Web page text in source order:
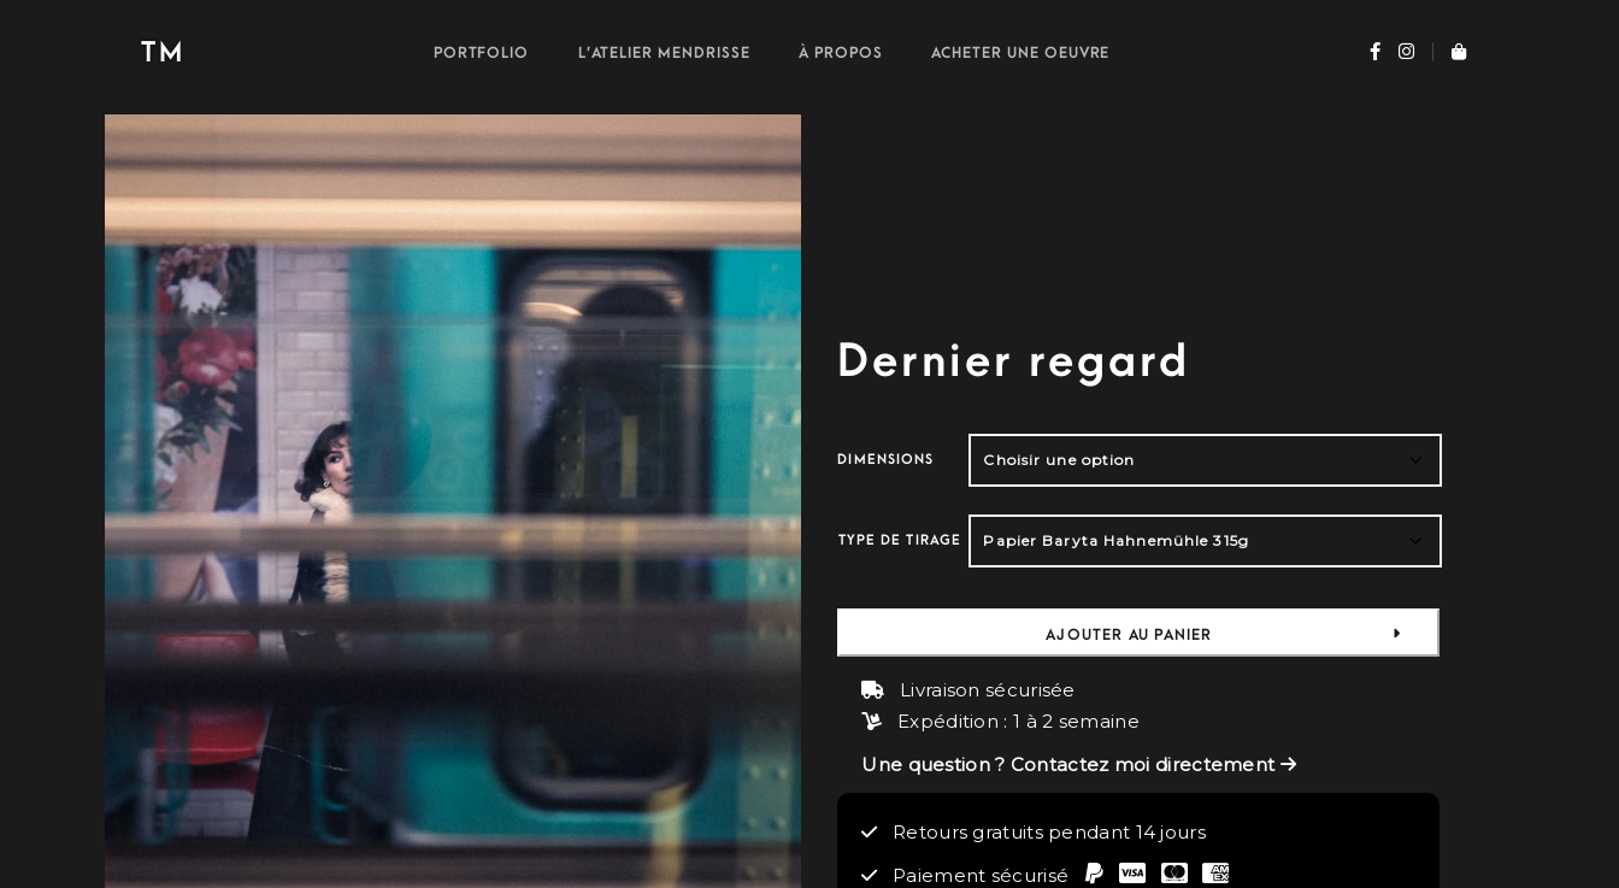
TM PORTFOLIO L’ATELIER MENDRISSE À PROPOS ACHETER UNE OEUVRE
Dernier regard
DIMENSIONS
TYPE DE TIRAGE
AJOUTER AU PANIER
Livraison sécurisée
Expédition : 1 à 2 semaine
Une question ? Contactez moi directement
Retours gratuits pendant 14 jours
Paiement sécurisé